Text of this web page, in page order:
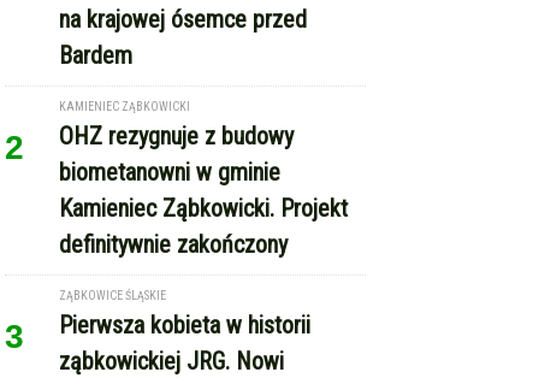
na krajowej ósemce przed
Bardem
2
KAMIENIEC ZĄBKOWICKI
OHZ rezygnuje z budowy
biometanowni w gminie
Kamieniec Ząbkowicki. Projekt
definitywnie zakończony
3
ZĄBKOWICE ŚLĄSKIE
Pierwsza kobieta w historii
ząbkowickiej JRG. Nowi